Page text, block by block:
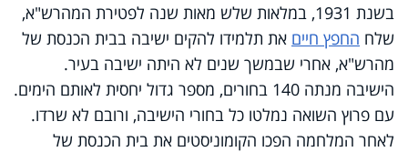
בשנת 1931, במלאות שלש מאות שנה לפטירת המהרש"א,
שלח החפץ חיים את תלמידו להקים ישיבה בבית הכנסת של
מהרש"א, אחרי שבמשך שנים לא היתה ישיבה בעיר.
הישיבה מנתה 140 בחורים, מספר גדול יחסית לאותם הימים.
עם פרוץ השואה נמלטו כל בחורי הישיבה, ורובם לא שרדו.
לאחר המלחמה הפכו הקומוניסטים את בית הכנסת של